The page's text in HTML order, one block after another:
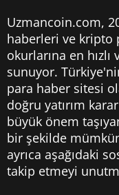
Uzmancoin.com,
haberleri ve kripto
okurlarına en
sunuyor.
para haber sitesi
doğru yatırım
büyük önem
bir şekilde
ayrıca aşağıdaki
takip etmeyi